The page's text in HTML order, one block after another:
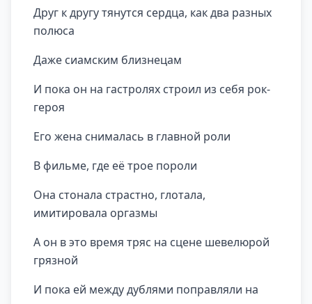
Друг к другу тянутся сердца, как два разных
полюса
Даже сиамским близнецам
И пока он на гастролях строил из себя рок-
героя
Его жена снималась в главной роли
В фильме, где её трое пороли
Она стонала страстно, глотала,
имитировала оргазмы
А он в это время тряс на сцене шевелюрой
грязной
И пока ей между дублями поправляли на